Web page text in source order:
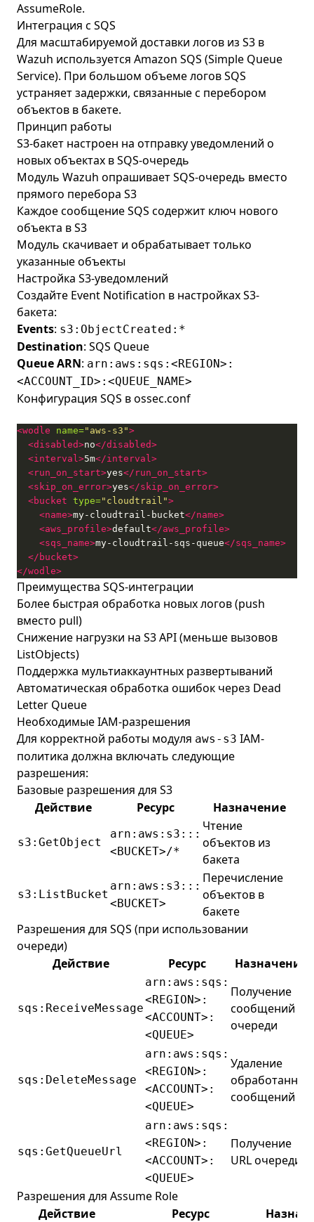
AssumeRole.
Интеграция с SQS
Для масштабируемой доставки логов из S3 в
Wazuh используется Amazon SQS (Simple Queue
Service). При большом объеме логов SQS
устраняет задержки, связанные с перебором
объектов в бакете.
Принцип работы
S3-бакет настроен на отправку уведомлений о
новых объектах в SQS-очередь
Модуль Wazuh опрашивает SQS-очередь вместо
прямого перебора S3
Каждое сообщение SQS содержит ключ нового
объекта в S3
Модуль скачивает и обрабатывает только
указанные объекты
Настройка S3-уведомлений
Создайте Event Notification в настройках S3-
бакета:
Events: s3:ObjectCreated:*
Destination: SQS Queue
Queue ARN: arn:aws:sqs:<REGION>:
<ACCOUNT_ID>:<QUEUE_NAME>
Конфигурация SQS в ossec.conf
<wodle name="aws-s3">
<disabled>no</disabled>
<interval>5m</interval>
<run_on_start>yes</run_on_start>
<skip_on_error>yes</skip_on_error>
<bucket type="cloudtrail">
<name>my-cloudtrail-bucket</name>
<aws_profile>default</aws_profile>
<sqs_name>my-cloudtrail-sqs-queue</sqs_name>
</bucket>
</wodle>
Преимущества SQS-интеграции
Более быстрая обработка новых логов (push
вместо pull)
Снижение нагрузки на S3 API (меньше вызовов
ListObjects)
Поддержка мультиаккаунтных развертываний
Автоматическая обработка ошибок через Dead
Letter Queue
Необходимые IAM-разрешения
Для корректной работы модуля aws-s3 IAM-
политика должна включать следующие
разрешения:
Базовые разрешения для S3
Действие
Ресурс Назначение
s3:GetObject
arn:aws:s3:::
<BUCKET>/*
Чтение
объектов из
бакета
s3:ListBucket
arn:aws:s3:::
<BUCKET>
Перечисление
объектов в
бакете
Разрешения для SQS (при использовании
очереди)
Действие
Ресурс Назначение
sqs:ReceiveMessage
arn:aws:sqs:
<REGION>:
<ACCOUNT>:
<QUEUE>
Получение
сообщений из
очереди
sqs:DeleteMessage
arn:aws:sqs:
<REGION>:
<ACCOUNT>:
<QUEUE>
Удаление
обработанных
сообщений
sqs:GetQueueUrl
arn:aws:sqs:
<REGION>:
<ACCOUNT>:
<QUEUE>
Получение
URL очереди
Разрешения для Assume Role
Действие
Ресурс